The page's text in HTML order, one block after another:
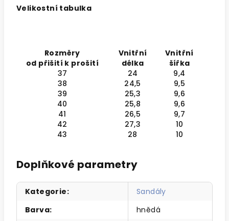
Velikostní tabulka
Rozměry
od přišití k prošití
Vnitřní
délka
Vnitřní
šířka
37
24
9,4
38
24,5
9,5
39
25,3
9,6
40
25,8
9,6
41
26,5
9,7
42
27,3
10
43
28 10
Doplňkové parametry
Kategorie:
Sandály
Barva:
hnědá